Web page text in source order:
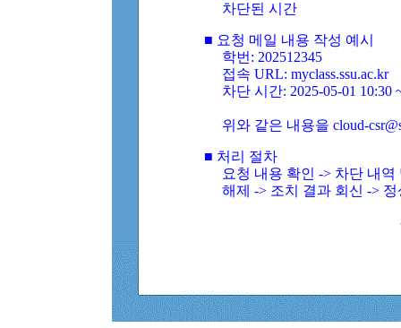
차단된 시간
■ 요청 메일 내용 작성 예시
학번: 202512345
접속 URL: myclass.ssu.ac.kr
차단 시간: 2025-05-01 10:30
위와 같은 내용을 cloud-
■ 처리 절차
요청 내용 확인 -> 차단 내
해제 -> 조치 결과 회신 ->